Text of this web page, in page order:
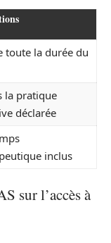
toute la durée du
la pratique
déclarée
inclus
sur l’accès à